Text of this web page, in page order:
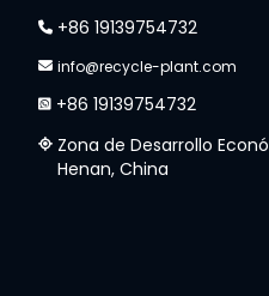
+86 19139754732
info@recycle-plant.com
+86 19139754732
Zona de Desarrollo
Henan, China